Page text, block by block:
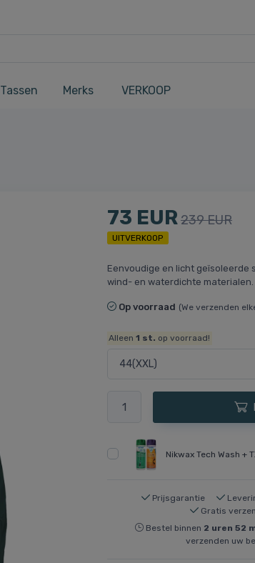
Tassen Merks VERKOOP
73 EUR239 EUR
UITVERKOOP
Eenvoudige en licht geïsoleerde
wind- en waterdichte materialen.
Op voorraad (We verzenden
Alleen1 st. op voorraad!
Nikwax Tech Wash +
Prijsgarantie
Gratis
Bestel binnen 2 uren52
verzenden uw